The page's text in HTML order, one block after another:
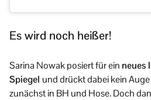
Es wird noch heißer!
Sarina Nowak posiert für ein neues
Spiegel und drückt dabei kein
zunächst in BH und Hose. Doch